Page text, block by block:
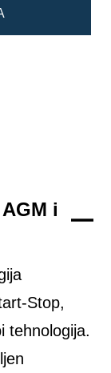
i
Stop,
tehnologija.